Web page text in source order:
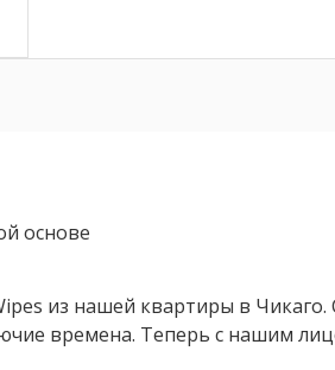
основе
из нашей квартиры в Чикаго.
времена. Теперь с нашим